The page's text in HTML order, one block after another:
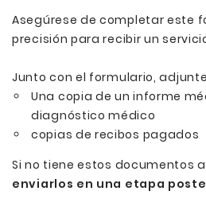
Asegúrese de completar este
precisión para recibir un
Junto con el formulario,
Una copia de un informe
diagnóstico médico
copias de recibos pagados
Si no tiene estos documentos
enviarlos en una etapa